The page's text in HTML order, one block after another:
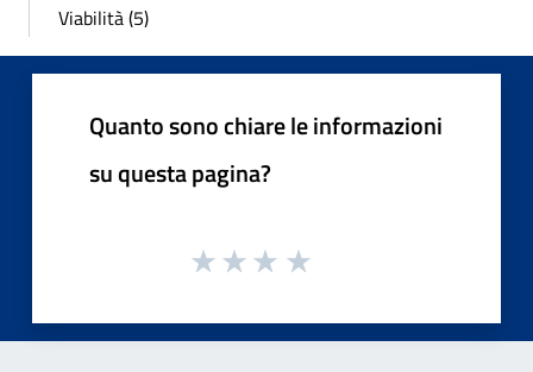
Viabilità (5)
Quanto sono chiare le informazioni
su questa pagina?